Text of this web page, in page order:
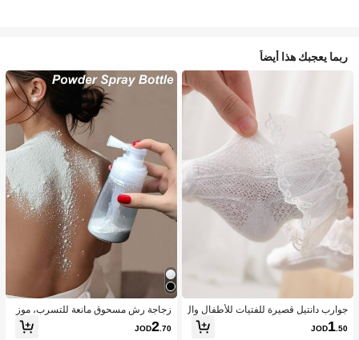
ربما يعجبك هذا أيضاً
جوارب دانتيل قصيرة للفتيات للأطفال وال
رضع بنمط الأميرة اللطيفة، الخامة، مريح
ة ومتوفرة بتصميم دانتيل بأجنحة بيضاء و
JOD1.50
زجاجة رش مسحوق مانعة للتسرب، موز
ع مسحوق متعدد الاستخدامات، هزاز مس
حوق تالك منزلي محمول، حاوية قابلة لإعا
JOD2.70